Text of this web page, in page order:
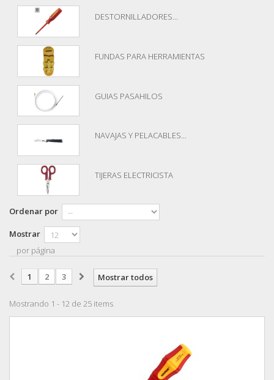
DESTORNILLADORES...
FUNDAS PARA HERRAMIENTAS
GUIAS PASAHILOS
NAVAJAS Y PELACABLES...
TIJERAS ELECTRICISTA
Ordenar por
Mostrar
por página
Mostrar todos
1 2 3
Mostrando 1 - 12 de 25 items